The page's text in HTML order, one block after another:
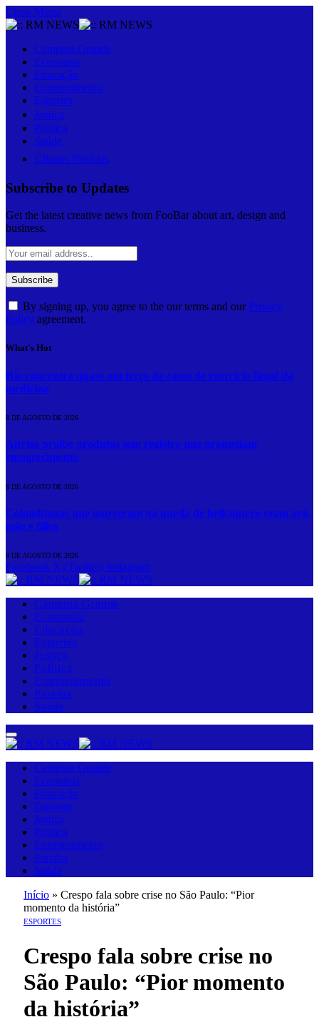
Close Menu
Campina Grande
Economia
Educação
Entretenimento
Esportes
Justiça
Política
Saúde
Últimas Notícias
Subscribe to Updates
Get the latest creative news from FooBar about art, design and
business.
By signing up, you agree to the our terms and our Privacy
Policy agreement.
What's Hot
Rio concentra quase um terço de casos de exercício ilegal da
medicina
8 DE AGOSTO DE 2026
Anvisa proíbe produtos sem registro que prometiam
emagrecimento
8 DE AGOSTO DE 2026
Colombianas que morreram na queda de helicóptero eram avó,
mãe e filha
8 DE AGOSTO DE 2026
Facebook X (Twitter) Instagram
Campina Grande
Economia
Educação
Esportes
Justiça
Política
Entretenimento
Paraíba
Saúde
Campina Grande
Economia
Educação
Esportes
Justiça
Política
Entretenimento
Paraíba
Saúde
Início » Crespo fala sobre crise no São Paulo: “Pior
momento da história”
ESPORTES
Crespo fala sobre crise no
São Paulo: “Pior momento
da história”